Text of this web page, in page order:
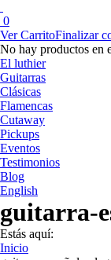
0
Ver CarritoFinalizar
No hay productos en
El luthier
Guitarras
Clásicas
Flamencas
Cutaway
Pickups
Eventos
Testimonios
Blog
English
guitarra-
Estás aquí:
Inicio